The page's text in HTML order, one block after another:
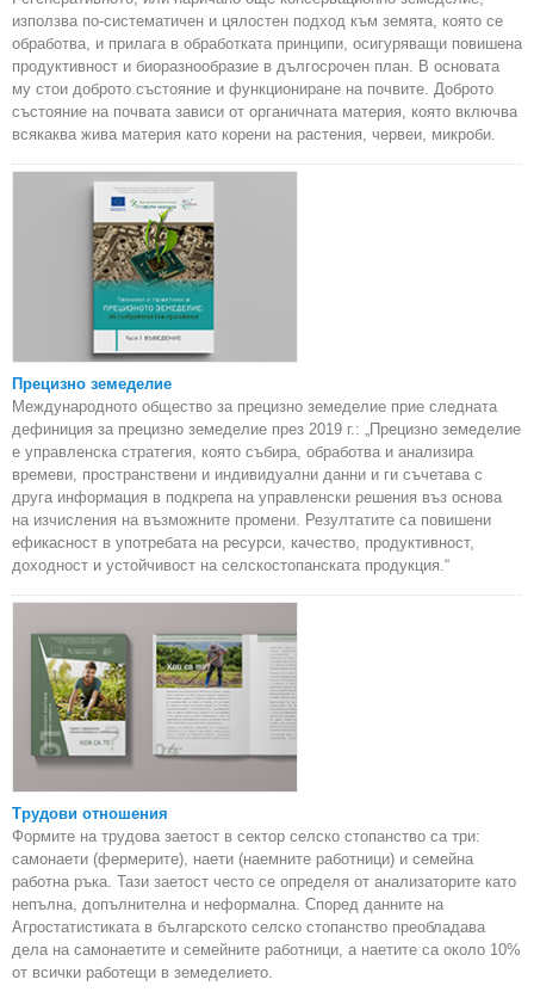
използва по-систематичен и цялостен подход към земята, която се
обработва, и прилага в обработката принципи, осигуряващи повишена
продуктивност и биоразнообразие в дългосрочен план. В основата
му стои доброто състояние и функциониране на почвите. Доброто
състояние на почвата зависи от органичната материя, която включва
всякаква жива материя като корени на растения, червеи, микроби.
Прецизно земеделие
Международното общество за прецизно земеделие прие следната
дефиниция за прецизно земеделие през 2019 г.: „Прецизно земеделие
е управленска стратегия, която събира, обработва и анализира
времеви, пространствени и индивидуални данни и ги съчетава с
друга информация в подкрепа на управленски решения въз основа
на изчисления на възможните промени. Резултатите са повишени
ефикасност в употребата на ресурси, качество, продуктивност,
доходност и устойчивост на селскостопанската продукция.“
Трудови отношения
Формите на трудова заетост в сектор селско стопанство са три:
самонаети (фермерите), наети (наемните работници) и семейна
работна ръка. Тази заетост често се определя от анализаторите като
непълна, допълнителна и неформална. Според данните на
Агростатистиката в българското селско стопанство преобладава
дела на самонаетите и семейните работници, а наетите са около 10%
от всички работещи в земеделието.